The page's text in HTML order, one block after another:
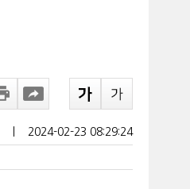
2024-02-23 08:29:24